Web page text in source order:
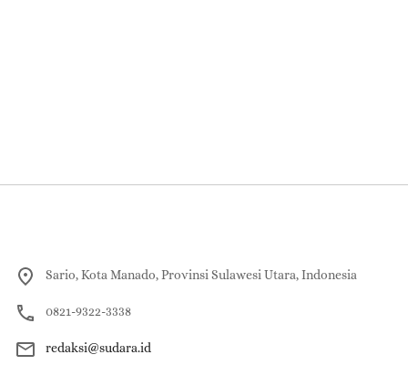
Sario, Kota Manado, Provinsi Sulawesi Utara, Indonesia
0821-9322-3338
redaksi@sudara.id